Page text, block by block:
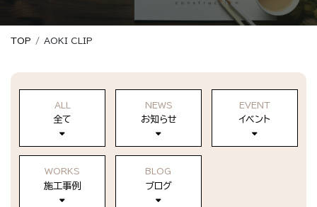
TOP AOKI CLIP
ALL
全て
NEWS
お知らせ
EVENT
イベント
WORKS
施工事例
BLOG
ブログ